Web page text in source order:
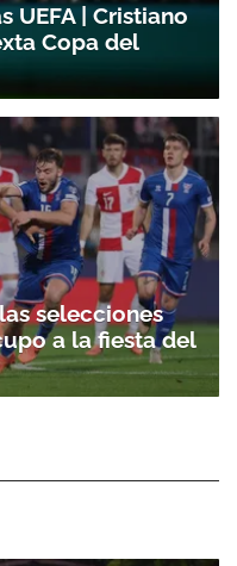
UEFA | Cristiano
Copa del
selecciones
a la fiesta del